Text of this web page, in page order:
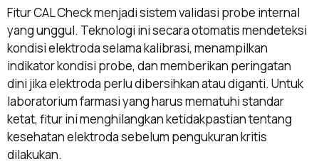
Fitur CAL Check menjadi sistem validasi probe internal
yang unggul. Teknologi ini secara otomatis mendeteksi
kondisi elektroda selama kalibrasi, menampilkan
indikator kondisi probe, dan memberikan peringatan
dini jika elektroda perlu dibersihkan atau diganti. Untuk
laboratorium farmasi yang harus mematuhi standar
ketat, fitur ini menghilangkan ketidakpastian tentang
kesehatan elektroda sebelum pengukuran kritis
dilakukan.